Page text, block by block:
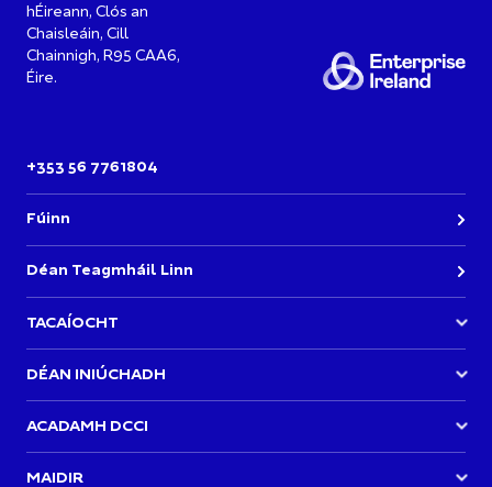
hÉireann, Clós an
Chaisleáin, Cill
Chainnigh, R95 CAA6,
Éire.
+353 56 7761804
Fúinn
Déan Teagmháil Linn
TACAÍOCHT
Deiseanna & Maoiniú
DÉAN INIÚCHADH
Nuacht
ACADAMH DCCI
MAIDIR